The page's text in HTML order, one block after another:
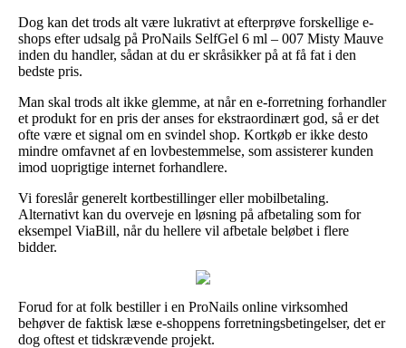
Dog kan det trods alt være lukrativt at efterprøve forskellige e-
shops efter udsalg på ProNails SelfGel 6 ml – 007 Misty Mauve
inden du handler, sådan at du er skråsikker på at få fat i den
bedste pris.
Man skal trods alt ikke glemme, at når en e-forretning forhandler
et produkt for en pris der anses for ekstraordinært god, så er det
ofte være et signal om en svindel shop. Kortkøb er ikke desto
mindre omfavnet af en lovbestemmelse, som assisterer kunden
imod uoprigtige internet forhandlere.
Vi foreslår generelt kortbestillinger eller mobilbetaling.
Alternativt kan du overveje en løsning på afbetaling som for
eksempel ViaBill, når du hellere vil afbetale beløbet i flere
bidder.
Forud for at folk bestiller i en ProNails online virksomhed
behøver de faktisk læse e-shoppens forretningsbetingelser, det er
dog oftest et tidskrævende projekt.